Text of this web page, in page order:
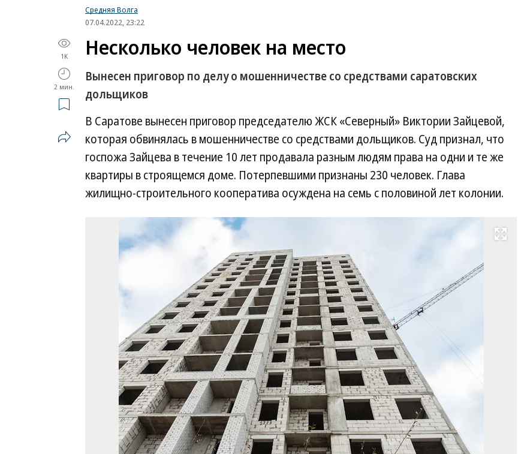
Средняя Волга
07.04.2022, 23:22
1K
2 мин.
Несколько человек на место
Вынесен приговор по делу о мошенничестве со средствами саратовских
дольщиков
В Саратове вынесен приговор председателю ЖСК «Северный» Виктории Зайцевой,
которая обвинялась в мошенничестве со средствами дольщиков. Суд признал, что
госпожа Зайцева в течение 10 лет продавала разным людям права на одни и те же
квартиры в строящемся доме. Потерпевшими признаны 230 человек. Глава
жилищно-строительного кооператива осуждена на семь с половиной лет ­колонии.
Развернуть на весь экран